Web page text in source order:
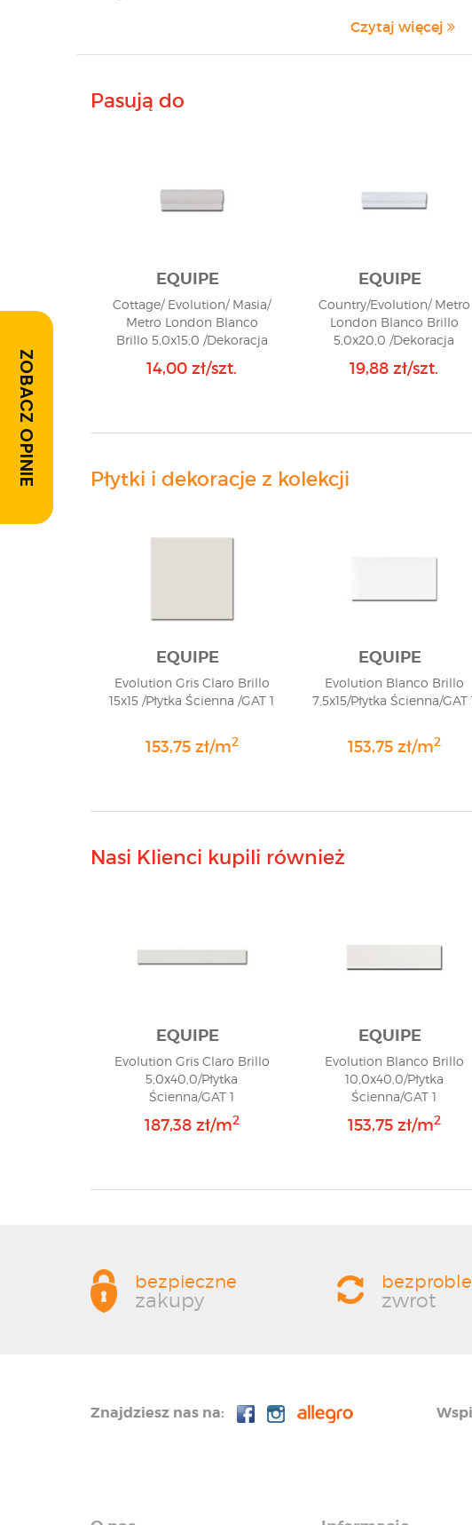
Czytaj więcej
Pasują do
EQUIPE
Cottage/ Evolution/ Masia/
Metro London Blanco
Brillo 5,0x15,0 /Dekoracja
Listewka/ GAT 1
14,00 zł/szt.
EQUIPE
Country/Evolution/ Metro
London Blanco Brillo
5,0x20,0 /Dekoracja
Listewka/ GAT 1
19,88 zł/szt.
Płytki i dekoracje z kolekcji
EQUIPE
Evolution Gris Claro Brillo
15x15 /Płytka Ścienna /GAT 1
153,75 zł/m2
EQUIPE
Evolution Blanco Brillo
7,5x15/Płytka Ścienna/GAT
153,75 zł/m2
Nasi Klienci kupili również
EQUIPE
Evolution Gris Claro Brillo
5,0x40,0/Płytka
Ścienna/GAT 1
187,38 zł/m2
EQUIPE
Evolution Blanco Brillo
10,0x40,0/Płytka
Ścienna/GAT 1
153,75 zł/m2
ZOBACZ OPINIE
bezpieczne
zakupy zwrot
Znajdziesz nas na: